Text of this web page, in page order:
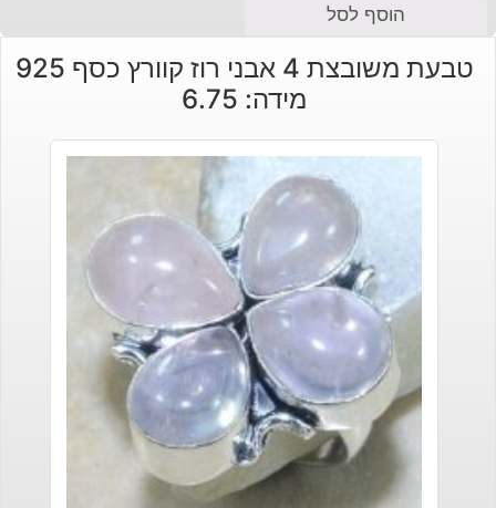
הוסף לסל
טבעת משובצת 4 אבני רוז קוורץ כסף 925
מידה: 6.75